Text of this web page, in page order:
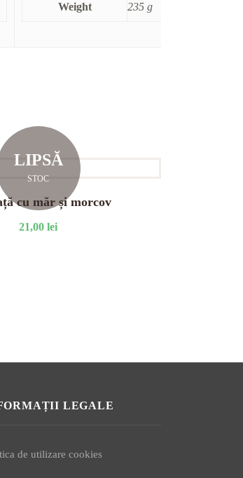
Weight 235 g
LIPSĂ
STOC
cu măr și morcov
21,00lei
LEGALE
de utilizare cookies